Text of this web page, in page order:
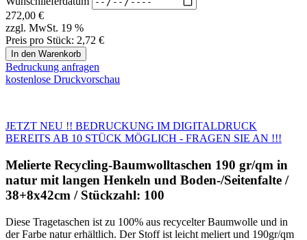
JETZT NEU !! BEDRUCKUNG IM DIGITALDRUCK
BEREITS AB 10 STÜCK MÖGLICH - FRAGEN SIE AN !!!
Melierte Recycling-Baumwolltaschen 190 gr/qm in
natur mit langen Henkeln und Boden-/Seitenfalte /
38+8x42cm / Stückzahl: 100
der Farbe natur erhältlich. Der Stoff ist leicht meliert und 190gr/qm
starkem Material. In diese Stofftasche aus Baumwolle in der Größe
langen Henkel (ca. 70cm) incl. stabiler Kreuznaht und die Innen-
Nähte sind verkettelt.
Nach GLOBAL RECYCLED STANDARD zertifiziert
Muster gegen Vorkasse möglich. Deutschland € 7,50 zzgl. MwSt /
Österreich € 15,00 / Schweiz € 25,-.